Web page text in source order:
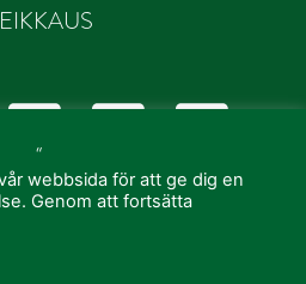
“
webbsida för att ge dig en
Genom att fortsätta